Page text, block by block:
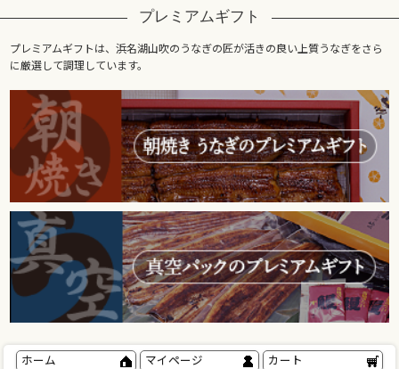
プレミアムギフト
プレミアムギフトは、浜名湖山吹のうなぎの匠が活きの良い上質うなぎをさら
に厳選して調理しています。
ホーム マイページ カート